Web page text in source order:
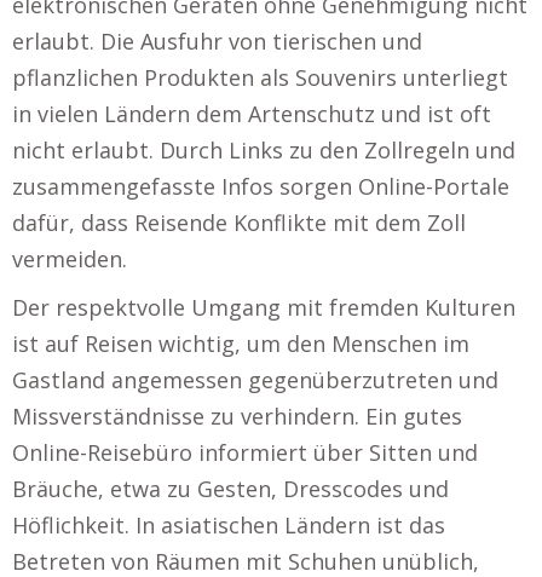
erlaubt. Die Ausfuhr von tierischen und
pflanzlichen Produkten als Souvenirs unterliegt
in vielen Ländern dem Artenschutz und ist oft
nicht erlaubt. Durch Links zu den Zollregeln und
zusammengefasste Infos sorgen Online-Portale
dafür, dass Reisende Konflikte mit dem Zoll
vermeiden.
Der respektvolle Umgang mit fremden Kulturen
ist auf Reisen wichtig, um den Menschen im
Gastland angemessen gegenüberzutreten und
Missverständnisse zu verhindern. Ein gutes
Online-Reisebüro informiert über Sitten und
Bräuche, etwa zu Gesten, Dresscodes und
Höflichkeit. In asiatischen Ländern ist das
Betreten von Räumen mit Schuhen unüblich,